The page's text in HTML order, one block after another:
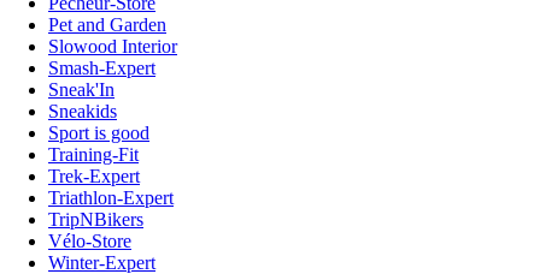
Pet and Garden
Slowood Interior
Smash-Expert
Sneak'In
Sneakids
Sport is good
Training-Fit
Trek-Expert
Triathlon-Expert
TripNBikers
Vélo-Store
Winter-Expert